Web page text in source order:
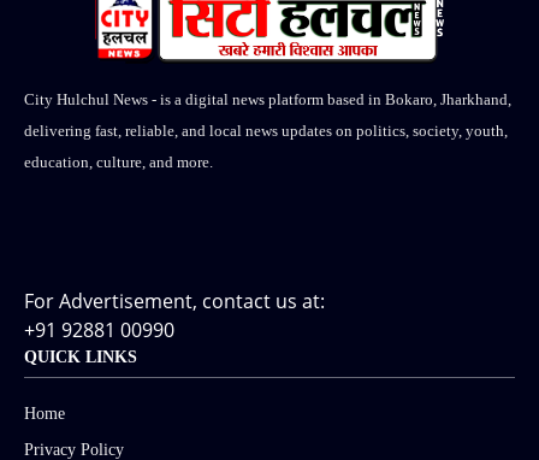
City Hulchul News - is a digital news platform based in Bokaro, Jharkhand,
delivering fast, reliable, and local news updates on politics, society, youth,
education, culture, and more.
For Advertisement, contact us at:
+91 92881 00990
QUICK LINKS
Home
Privacy Policy